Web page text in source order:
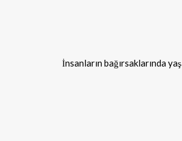
İnsanların bağırsaklarında